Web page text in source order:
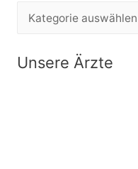
a
tUnsere Ärzte